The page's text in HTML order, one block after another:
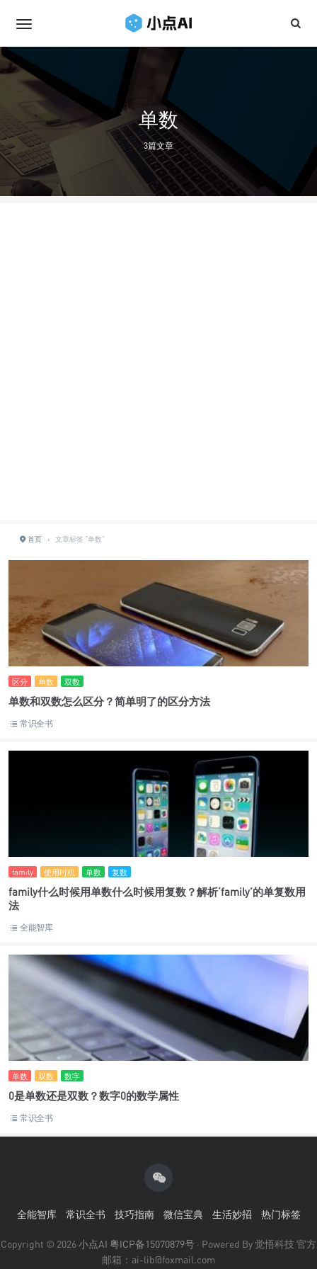
单数
3篇文章
首页 › 文章标签 "单数"
区分 单数 双数
单数和双数怎么区分？简单明了的区分方法
常识全书
family 使用时机 单数 复数
family什么时候用单数什么时候用复数？解析‘family’的单复数用
法
全能智库
单数 双数 数字
0是单数还是双数？数字0的数学属性
常识全书
全能智库 常识全书 技巧指南 微信宝典 生活妙招 热门标签
Copyright © 2026小点AI 粤ICP备15070879号 · Powered By 觉悟科技 官方
邮箱：ai-lib@foxmail.com